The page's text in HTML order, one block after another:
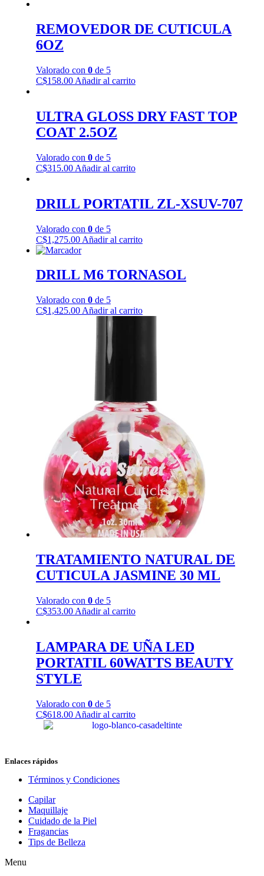
REMOVEDOR DE CUTICULA
6OZ
Valorado con 0de 5
C$158.00 Añadir al carrito
ULTRA GLOSS DRY FAST TOP
COAT 2.5OZ
Valorado con 0de 5
C$315.00 Añadir al carrito
DRILL PORTATIL ZL-XSUV-707
Valorado con 0de 5
C$1,275.00 Añadir al carrito
DRILL M6 TORNASOL
Valorado con 0de 5
C$1,425.00 Añadir al carrito
TRATAMIENTO NATURAL DE
CUTICULA JASMINE 30 ML
Valorado con 0de 5
C$353.00 Añadir al carrito
LAMPARA DE UÑA LED
PORTATIL 60WATTS BEAUTY
STYLE
Valorado con 0de 5
C$618.00 Añadir al carrito
Enlaces rápidos
Términos y Condiciones
Capilar
Maquillaje
Cuidado de la Piel
Fragancias
Tips de Belleza
Menu